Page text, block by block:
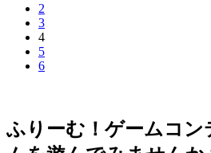
2
3
4
5
6
ふりーむ！ゲームコン